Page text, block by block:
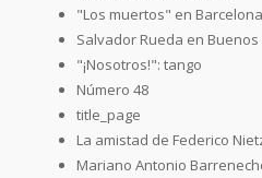
"Los muertos" en Barcelona
Salvador Rueda en Buenos
"¡Nosotros!": tango
Número 48
title_page
La amistad de Federico
Mariano Antonio